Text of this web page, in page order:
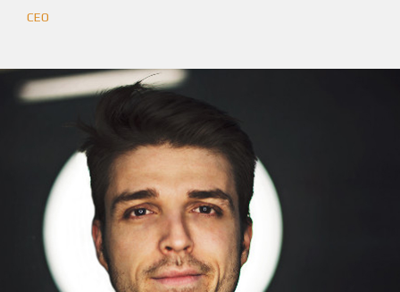
CEO